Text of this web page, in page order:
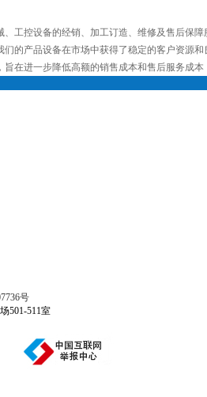
工控设备的经销、加工订造、维修及售后保
的产品设备在市场中获得了稳定的客户资源和
在进一步降低高额的销售成本和售后服务成
号
501-511室